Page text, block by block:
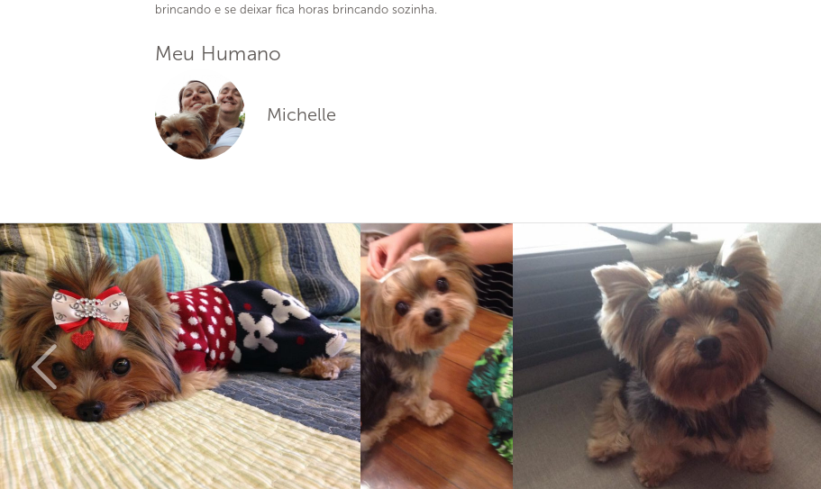
brincando e se deixar fica horas brincando sozinha.
Meu Humano
Michelle